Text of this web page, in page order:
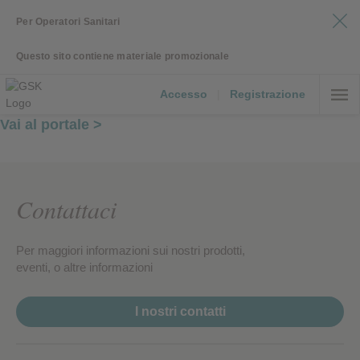
Per Operatori Sanitari
Questo sito contiene materiale promozionale
Accesso Registrazione
Vai al portale >
Contattaci
Per maggiori informazioni sui nostri prodotti,
eventi, o altre informazioni
I nostri contatti